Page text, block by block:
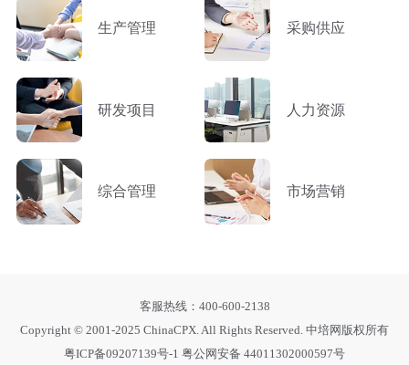
生产管理 采购供应
研发项目 人力资源
综合管理 市场营销
客服热线：400-600-2138
Copyright © 2001-2025 ChinaCPX. All Rights Reserved. 中培网版权所有
粤ICP备09207139号-1 粤公网安备 44011302000597号